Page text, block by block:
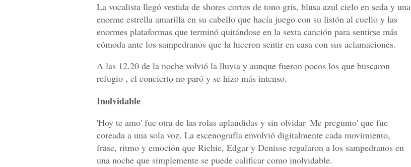
La vocalista llegó vestida de shores cortos de tono gris, blusa azul cielo en seda y una
enorme estrella amarilla en su cabello que hacía juego con su listón al cuello y las
enormes plataformas que terminó quitándose en la sexta canción para sentirse más
cómoda ante los sampedranos que la hiceron sentir en casa con sus aclamaciones.
A las 12.20 de la noche volvió la lluvia y aunque fueron pocos los que buscaron
refugio , el concierto no paró y se hizo más intenso.
Inolvidable
'Hoy te amo' fue otra de las rolas aplaudidas y sin olvidar 'Me pregunto' que fue
coreada a una sola voz. La escenografía envolvió digitalmente cada movimiento,
frase, ritmo y emoción que Richie, Edgar y Denisse regalaron a los sampedranos en
una noche que simplemente se puede calificar como inolvidable.